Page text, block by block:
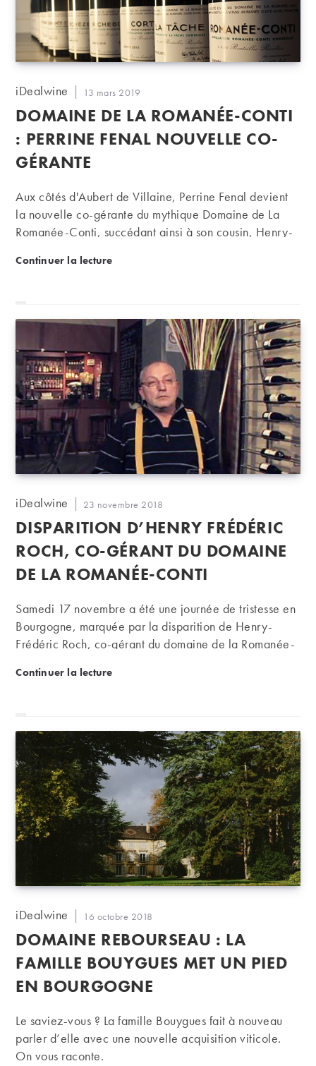
Auteur/autrice
la
publication :
iDealwine
Publication
13 mars 2019
DOMAINE DE LA ROMANÉE-CONTI
: PERRINE FENAL NOUVELLE CO-
GÉRANTE
Aux côtés d'Aubert de Villaine, Perrine Fenal devient
la nouvelle co-gérante du mythique Domaine de La
Romanée-Conti, succédant ainsi à son cousin, Henry-
Continuer la lectureDomaine de la Romanée-Conti : Perrine Fenal
Auteur/autrice
la
publication :
iDealwine
Publication
23 novembre 2018
DISPARITION D’HENRY FRÉDÉRIC
ROCH, CO-GÉRANT DU DOMAINE
DE LA ROMANÉE-CONTI
Samedi 17 novembre a été une journée de tristesse en
Bourgogne, marquée par la disparition de Henry-
Frédéric Roch, co-gérant du domaine de la Romanée-
Continuer la lectureDisparition d’Henry Frédéric Roch, co-gérant du
Auteur/autrice
la
publication :
iDealwine
Publication
16 octobre 2018
DOMAINE REBOURSEAU : LA
FAMILLE BOUYGUES MET UN PIED
EN BOURGOGNE
Le saviez-vous ? La famille Bouygues fait à nouveau
parler d’elle avec une nouvelle acquisition viticole.
On vous raconte.